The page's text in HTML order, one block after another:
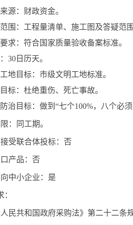
源：财政资金。
范围：工程量清单、施工图及答疑范
要求：符合国家质量验收备案标准。
30日历天。
工地目标：市级文明工地标准。
目标：杜绝重伤、死亡事故。
防治目标：做到“七个100%，八个必
：同工期。
受联合体投标：否
产品：否
中小企业：是
民共和国政府采购法》第二十二条